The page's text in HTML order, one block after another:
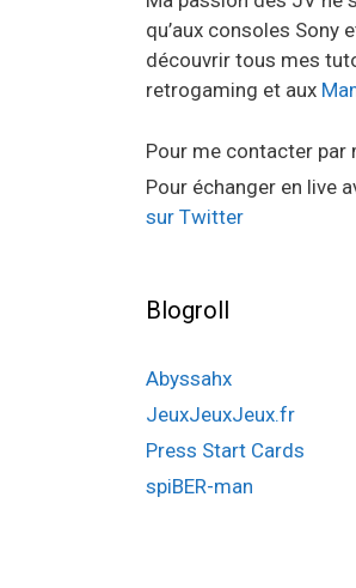
qu’aux consoles Sony
découvrir tous mes
retrogaming et aux
Pour me contacter par
Pour échanger en live
sur Twitter
Blogroll
Abyssahx
JeuxJeuxJeux.fr
Press Start Cards
spiBER-man